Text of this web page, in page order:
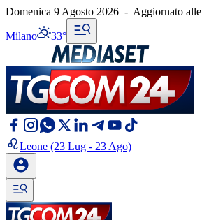
Domenica 9 Agosto 2026 - Aggiornato alle
Milano 33°
Leone (23 Lug - 23 Ago)